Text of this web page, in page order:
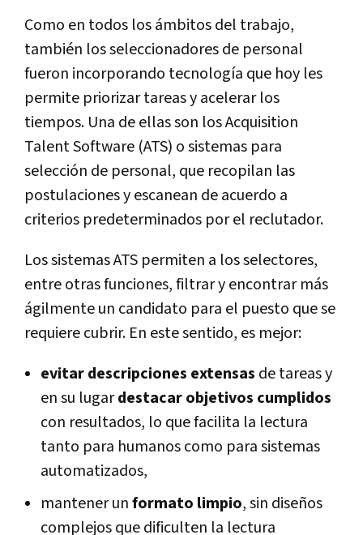
Como en todos los ámbitos del trabajo,
también los seleccionadores de personal
fueron incorporando tecnología que hoy les
permite priorizar tareas y acelerar los
tiempos. Una de ellas son los Acquisition
Talent Software (ATS) o sistemas para
selección de personal, que recopilan las
postulaciones y escanean de acuerdo a
criterios predeterminados por el reclutador.
Los sistemas ATS permiten a los selectores,
entre otras funciones, filtrar y encontrar más
ágilmente un candidato para el puesto que se
requiere cubrir. En este sentido, es mejor:
evitar descripciones extensas de tareas y
en su lugardestacar objetivos cumplidos
con resultados, lo que facilita la lectura
tanto para humanos como para sistemas
automatizados,
mantener unformato limpio, sin diseños
complejos que dificulten la lectura